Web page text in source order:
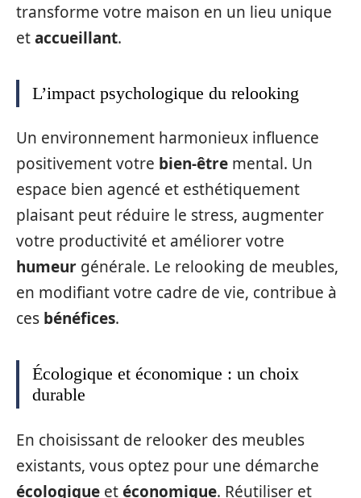
transforme votre maison en un lieu unique
etaccueillant.
L’impact psychologique du relooking
Un environnement harmonieux influence
positivement votre bien-être mental. Un
espace bien agencé et esthétiquement
plaisant peut réduire le stress, augmenter
votre productivité et améliorer votre
humeur générale. Le relooking de meubles,
en modifiant votre cadre de vie, contribue à
ces bénéfices.
Écologique et économique : un choix
durable
En choisissant de relooker des meubles
existants, vous optez pour une démarche
écologique etéconomique. Réutiliser et